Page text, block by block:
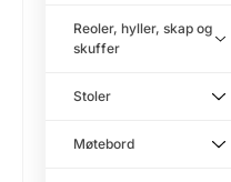
Reoler, hyller, skap og
skuffer
Stoler
Møtebord